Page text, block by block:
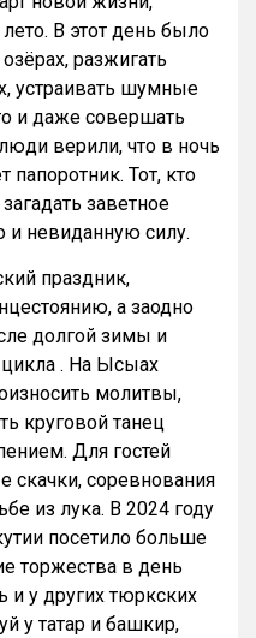
В этот день было
разжигать
устраивать шумные
и даже совершать
верили, что в ночь
папоротник. Тот, кто
заветное
и невиданную силу.
праздник,
а заодно
долгой зимы и
цикла . На Ысыах
молитвы,
круговой танец
Для гостей
скачки, соревнования
из лука. В 2024 году
посетило больше
торжества в день
и у других тюркских
у татар и башкир,